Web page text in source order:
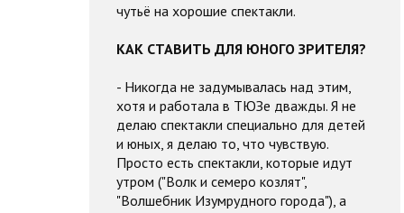
чутьё на хорошие спектакли.
КАК СТАВИТЬ ДЛЯ ЮНОГО ЗРИТЕЛЯ?
- Никогда не задумывалась над этим,
хотя и работала в ТЮЗе дважды. Я не
делаю спектакли специально для детей
и юных, я делаю то, что чувствую.
Просто есть спектакли, которые идут
утром ("Волк и семеро козлят",
"Волшебник Изумрудного города"), а